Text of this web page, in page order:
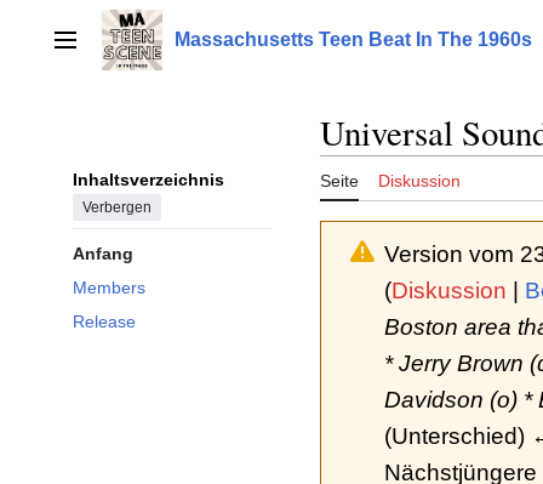
springenHauptmenü Massachusetts Teen Beat In The 1960s
Inhaltsverzeichnis
Verbergen
Anfang
Members
Release
Universal
Seite Diskussion
Version vom
(Diskussion
Boston area
* Jerry Brown
Davidson (o) *
(Unterschied)